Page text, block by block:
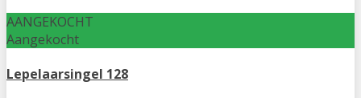
AANGEKOCHT
Aangekocht
Lepelaarsingel 128